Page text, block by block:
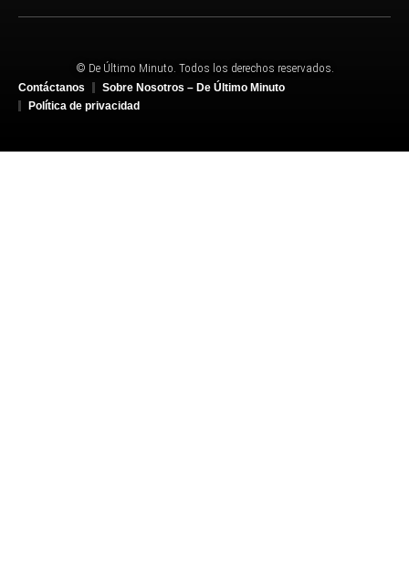
© De Último Minuto. Todos los derechos reservados.
Contáctanos
Sobre Nosotros – De Último Minuto
Política de privacidad